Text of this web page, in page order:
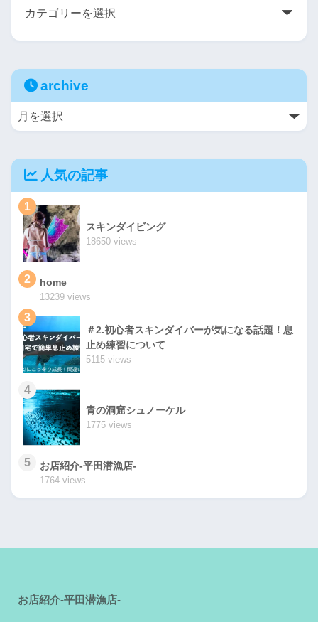
archive
人気の記事
1
スキンダイビング
18650 views
2 home
13239 views
3
＃2.初心者スキンダイバーが気になる話題！息
止め練習について
5115 views
4
青の洞窟シュノーケル
1775 views
5 お店紹介-平田潜漁店-
1764 views
お店紹介-平田潜漁店-